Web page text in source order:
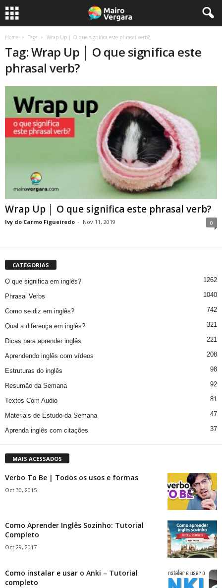
Home Tags Wrap Up │ O que significa este phrasal verb?
Tag: Wrap Up │ O que significa este
phrasal verb?
Wrap Up │ O que significa este phrasal verb?
Ivy do Carmo Figueiredo - Nov 11, 2019 0
CATEGORIAS
O que significa em inglês? 1262
Phrasal Verbs 1040
Como se diz em inglês? 742
Qual a diferença em inglês? 321
Dicas para aprender inglês 221
Aprendendo inglês com vídeos 208
Estruturas do inglês 98
Resumão da Semana 92
Textos Com Audio 81
Materiais de Estudo da Semana 47
Aprenda inglês com citações 37
MAIS ACESSADOS
Verbo To Be | Todos os usos e formas
Oct 30, 2015
Como Aprender Inglês Sozinho: Tutorial
Completo
Oct 29, 2017
Como instalar e usar o Anki – Tutorial
completo